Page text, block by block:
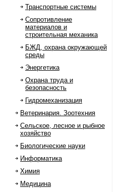
Транспортные системы
Сопротивление
материалов и
строительная механика
БЖД, охрана окружающей
среды
Энергетика
Охрана труда и
безопасность
Гидромеханизация
Ветеринария. Зоотехния
Сельское, лесное и рыбное
хозяйство
Биологические науки
Информатика
Химия
Медицина